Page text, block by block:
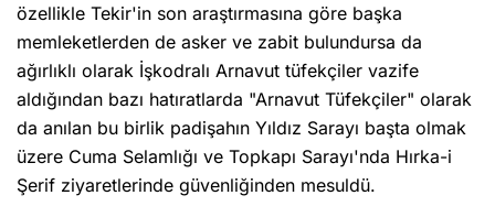
özellikle Tekir'in son araştırmasına göre başka
memleketlerden de asker ve zabit bulundursa da
ağırlıklı olarak İşkodralı Arnavut tüfekçiler vazife
aldığından bazı hatıratlarda "Arnavut Tüfekçiler" olarak
da anılan bu birlik padişahın Yıldız Sarayı başta olmak
üzere Cuma Selamlığı ve Topkapı Sarayı'nda Hırka-i
Şerif ziyaretlerinde güvenliğinden mesuldü.